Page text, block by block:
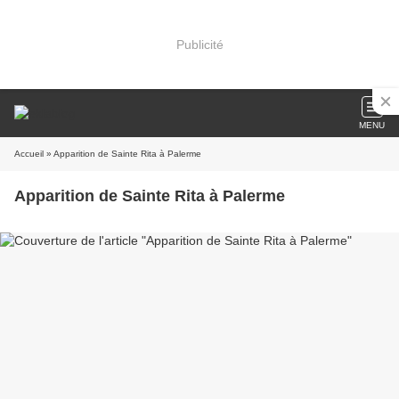
Publicité
MENU
Accueil » Apparition de Sainte Rita à Palerme
Apparition de Sainte Rita à Palerme